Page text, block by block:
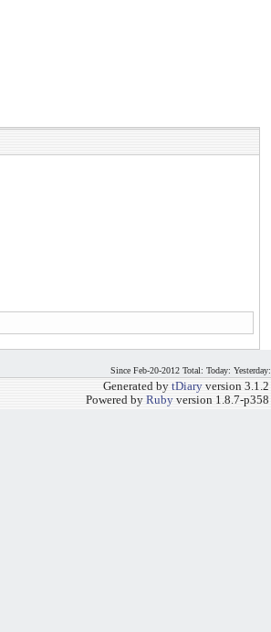
Since Feb-20-2012 Total: Today: Yesterday:
Generated by tDiary version 3.1.2
Powered by Ruby version 1.8.7-p358